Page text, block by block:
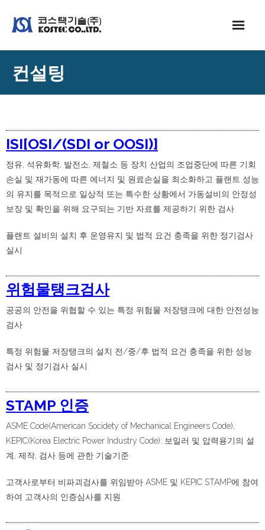
컨설팅
ISI[OSI/(SDI or OOSI)]
정유, 석유화학, 발전소, 제철소 등 장치 산업의 조업중단에 따른 기회
손실 및 재가동에 따른 에너지 및 원료손실을 최소화하고 플랜트 성능
의 유지를 목적으로 일상적 또는 특수한 상황에서 가동설비의 안정성
보장 및 확인을 위해 요구되는 기반 자료를 제공하기 위한 검사
플랜트 설비의 설치 후 운영유지 및 법적 요건 충족을 위한 정기검사
실시
위험물탱크검사
공공의 안전을 위협할 수 있는 특정 위험물 저장탱크에 대한 안전성능
검사
특정 위험물 저장탱크의 설치 전/중/후 법적 요건 충족을 위한 성능
검사 및 정기검사 실시
STAMP 인증
ASME Code(American Socidety of Mechanical Engineers Code),
KEPIC(Korea Electric Power Industry Code): 보일러 및 압력용기의 설
계, 제작, 검사 등에 관한 기술기준
고객사로부터 비파괴검사를 위임받아 ASME 및 KEPIC STAMP에 참여
하여 고객사의 인증심사를 지원